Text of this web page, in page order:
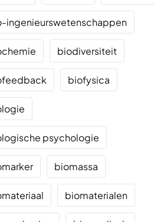
ingenieurswetenschappen
biodiversiteit
biofysica
psychologie
biomassa
biomaterialen